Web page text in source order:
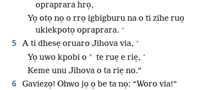
opraprara hrọ,
Yọ otọ nọ o rrọ igbigburu na o ti zihe ruọ
ukiekpotọ opraprara. +
5 A ti dhesẹ oruaro Jihova via, +
Yọ uwo kpobi o * te ruẹ e riẹ, +
Keme unu Jihova o ta riẹ no.”
6
Gaviezọ! Ohwo jọ ọ be ta nọ: “Woro via!”